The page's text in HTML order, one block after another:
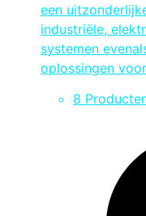
een
industriële,
systemen
oplossingen
8